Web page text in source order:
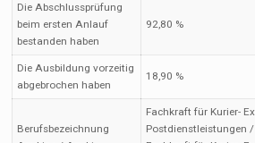
Die Abschlussprüfung
beim ersten Anlauf
bestanden haben
92,80 %
Die Ausbildung vorzeitig
abgebrochen haben
18,90 %
Berufsbezeichnung
Fachkraft für Kurier-
Postdienstleistungen /